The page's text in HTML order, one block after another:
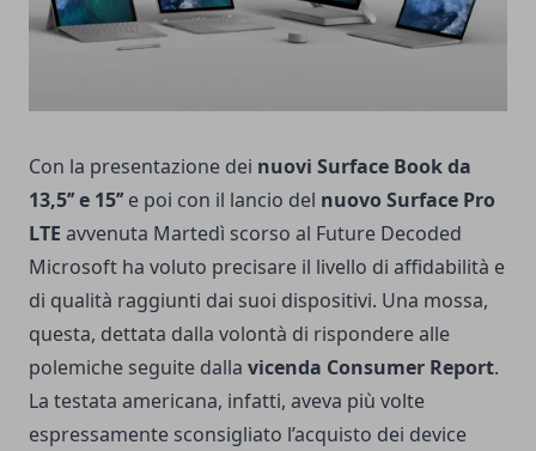
Con la presentazione dei nuovi Surface Book da
13,5’’ e 15’’ e poi con il lancio del nuovo Surface Pro
LTE avvenuta Martedì scorso al Future Decoded
Microsoft ha voluto precisare il livello di affidabilità e
di qualità raggiunti dai suoi dispositivi. Una mossa,
questa, dettata dalla volontà di rispondere alle
polemiche seguite dalla vicenda Consumer Report.
La testata americana, infatti, aveva più volte
espressamente sconsigliato l’acquisto dei device